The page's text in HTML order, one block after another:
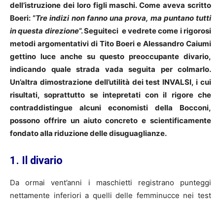
dell’istruzione dei loro figli maschi. Come aveva scritto
Boeri: “Tre indizi non fanno una prova, ma puntano tutti
in questa direzione“. Seguiteci e vedrete come i rigorosi
metodi argomentativi di Tito Boeri e Alessandro Caiumi
gettino luce anche su questo preoccupante divario,
indicando quale strada vada seguita per colmarlo.
Un’altra dimostrazione dell’utilità dei test INVALSI, i cui
risultati, soprattutto se intepretati con il rigore che
contraddistingue alcuni economisti della Bocconi,
possono offrire un aiuto concreto e scientificamente
fondato alla riduzione delle disuguaglianze.
1. Il divario
Da ormai vent’anni i maschietti registrano punteggi
nettamente inferiori a quelli delle femminucce nei test